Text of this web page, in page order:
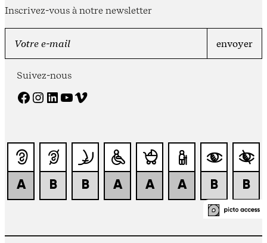
Inscrivez-vous à notre newsletter
Suivez-nous
Facebook Instagram LinkedIn YouTube Vimeo